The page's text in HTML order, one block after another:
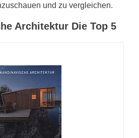
und zu vergleichen.
Architektur Die Top 5